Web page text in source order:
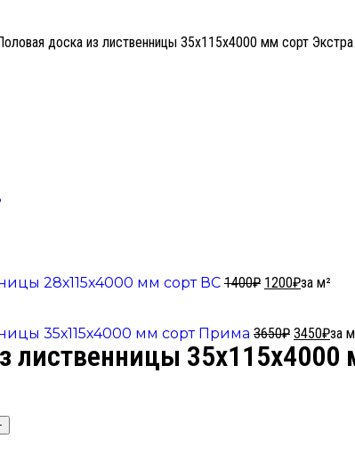
доска из лиственницы 35х115х4000 мм сорт Экстра
28х115х4000 мм сорт ВС 1400₽ 1200₽за м²
35х115х4000 мм сорт Прима 3650₽ 3450₽за
лиственницы 35х115х4000